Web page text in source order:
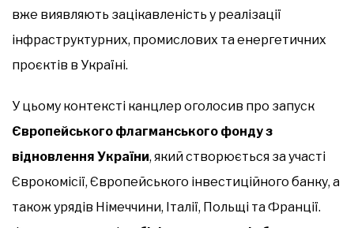
вже виявляють зацікавленість у реалізації
інфраструктурних, промислових та енергетичних
проєктів в Україні.
У цьому контексті канцлер оголосив про запуск
Європейського флагманського фонду з
відновлення України, який створюється за участі
Єврокомісії, Європейського інвестиційного банку, а
також урядів Німеччини, Італії, Польщі та Франції.